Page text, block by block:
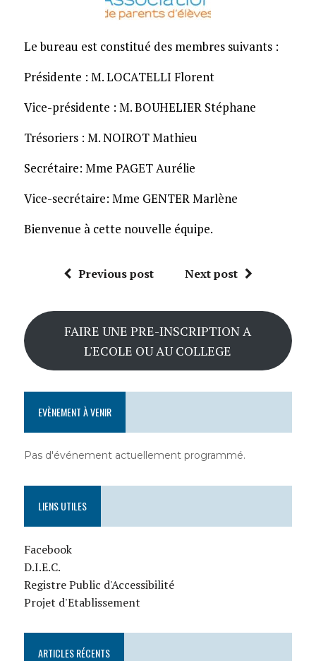
Le bureau est constitué des membres suivants :
Présidente : M. LOCATELLI Florent
Vice-présidente : M. BOUHELIER Stéphane
Trésoriers : M. NOIROT Mathieu
Secrétaire: Mme PAGET Aurélie
Vice-secrétaire: Mme GENTER Marlène
Bienvenue à cette nouvelle équipe.
Previous post Next post
FAIRE UNE PRE-INSCRIPTION A
L'ECOLE OU AU COLLEGE
EVÈNEMENT À VENIR
Pas d'événement actuellement programmé.
LIENS UTILES
Facebook
D.I.E.C.
Registre Public d'Accessibilité
Projet d'Etablissement
ARTICLES RÉCENTS